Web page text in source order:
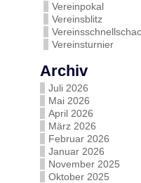
Vereinpokal
Vereinsblitz
Vereinsturnier
Archiv
Juli 2026
Mai 2026
April 2026
März 2026
Februar 2026
Januar 2026
November 2025
Oktober 2025